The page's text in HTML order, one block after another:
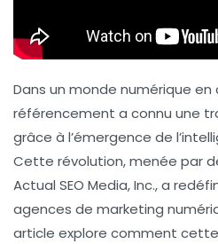
Dans un monde numérique
référencement a connu une
grâce à l’émergence de
Cette révolution, menée par
Actual SEO Media, Inc., a
agences de marketing
article explore comment